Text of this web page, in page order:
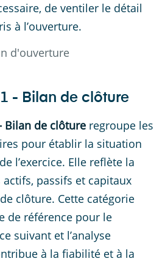
de ventiler le détail
à l’ouverture.
d'ouverture
- Bilan de clôture
Bilan de clôture regroupe les
pour établir la situation
l’exercice. Elle reflète la
passifs et capitaux
clôture. Cette catégorie
de référence pour le
suivant et l’analyse
à la fiabilité et à la